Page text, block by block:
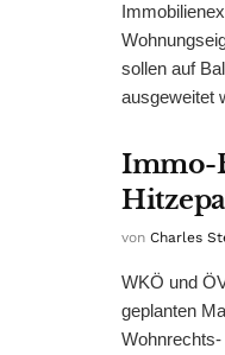
sollen auf
ausgeweitet
Immo-
von Charles
WKÖ und
geplanten
Wohnrechts-